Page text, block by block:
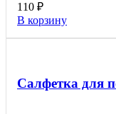
110 ₽
В корзину
Салфетка для